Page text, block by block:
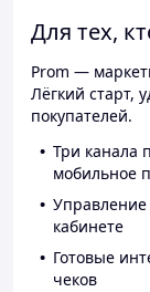
Для тех,
Prom —
Лёгкий старт,
покупателей.
Три канала
мобильное
кабинете
Готовые
чеков